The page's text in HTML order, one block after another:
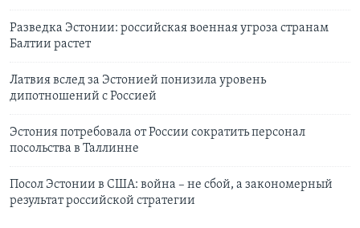
Разведка Эстонии: российская военная угроза странам
Балтии растет
Латвия вслед за Эстонией понизила уровень
дипотношений с Россией
Эстония потребовала от России сократить персонал
посольства в Таллинне
Посол Эстонии в США: война – не сбой, а закономерный
результат российской стратегии